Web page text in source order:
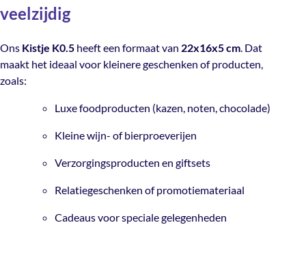
veelzijdig
Ons Kistje K0.5 heeft een formaat van 22x16x5 cm . Dat
maakt het ideaal voor kleinere geschenken of producten,
zoals:
Luxe foodproducten (kazen, noten, chocolade)
Kleine wijn- of bierproeverijen
Verzorgingsproducten en giftsets
Relatiegeschenken of promotiemateriaal
Cadeaus voor speciale gelegenheden